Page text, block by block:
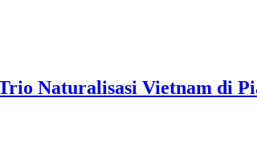
Naturalisasi Vietnam di